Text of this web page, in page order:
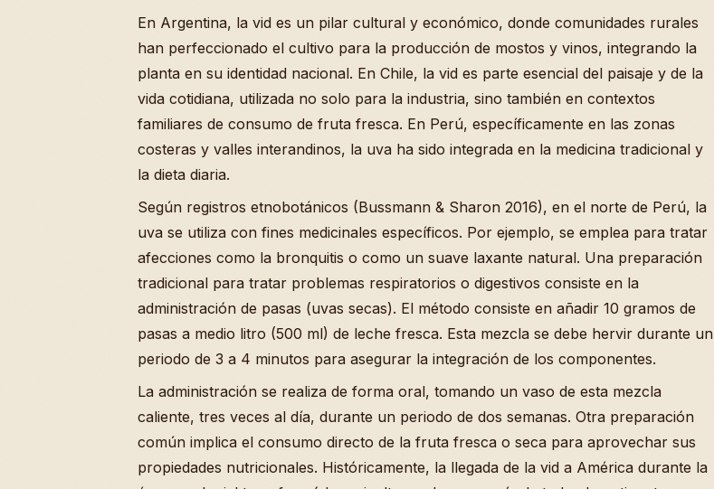
En Argentina, la vid es un pilar cultural y económico, donde comunidades rurales
han perfeccionado el cultivo para la producción de mostos y vinos, integrando la
planta en su identidad nacional. En Chile, la vid es parte esencial del paisaje y de la
vida cotidiana, utilizada no solo para la industria, sino también en contextos
familiares de consumo de fruta fresca. En Perú, específicamente en las zonas
costeras y valles interandinos, la uva ha sido integrada en la medicina tradicional y
la dieta diaria.
Según registros etnobotánicos (Bussmann & Sharon 2016), en el norte de Perú, la
uva se utiliza con fines medicinales específicos. Por ejemplo, se emplea para tratar
afecciones como la bronquitis o como un suave laxante natural. Una preparación
tradicional para tratar problemas respiratorios o digestivos consiste en la
administración de pasas (uvas secas). El método consiste en añadir 10 gramos de
pasas a medio litro (500 ml) de leche fresca. Esta mezcla se debe hervir durante un
periodo de 3 a 4 minutos para asegurar la integración de los componentes.
La administración se realiza de forma oral, tomando un vaso de esta mezcla
caliente, tres veces al día, durante un periodo de dos semanas. Otra preparación
común implica el consumo directo de la fruta fresca o seca para aprovechar sus
propiedades nutricionales. Históricamente, la llegada de la vid a América durante la